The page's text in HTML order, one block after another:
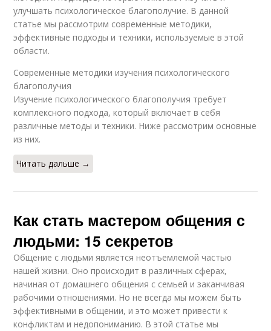
улучшать психологическое благополучие. В данной
статье мы рассмотрим современные методики,
эффективные подходы и техники, используемые в этой
области.
Современные методики изучения психологического
благополучия
Изучение психологического благополучия требует
комплексного подхода, который включает в себя
различные методы и техники. Ниже рассмотрим основные
из них.
Читать дальше →
Как стать мастером общения с
людьми: 15 секретов
Общение с людьми является неотъемлемой частью
нашей жизни. Оно происходит в различных сферах,
начиная от домашнего общения с семьей и заканчивая
рабочими отношениями. Но не всегда мы можем быть
эффективными в общении, и это может привести к
конфликтам и недопониманию. В этой статье мы